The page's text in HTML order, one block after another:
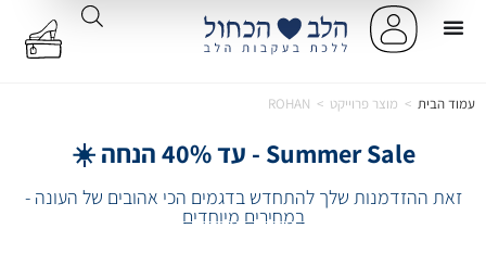
עמוד הבית > מוצר פרוייקט >
ROHAN
Summer Sale - עד 40% הנחה ☀️
זאת ההזדמנות שלך להתחדש בדגמים הכי אהובים של העונה -
במחירים מיוחדים